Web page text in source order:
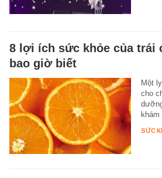
8 lợi ích sức khỏe của trái
bao giờ biết
Một
cho
SỨC